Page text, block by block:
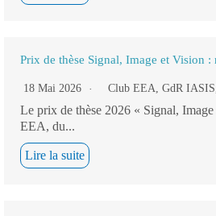
Prix de thèse Signal, Image et Vision :
18 Mai 2026 Club EEA, GdR IASIS
Le prix de thèse 2026 « Signal,
EEA, du...
Lire la suite